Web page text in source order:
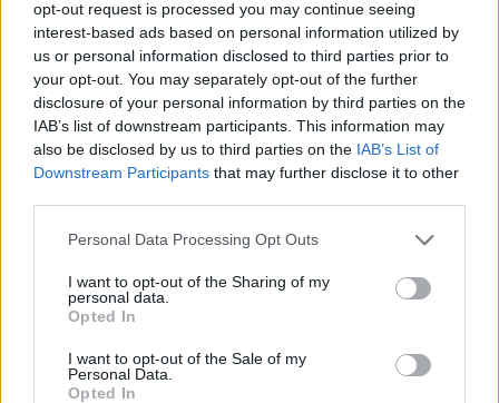
opt-out request is processed you may continue seeing
interest-based ads based on personal information utilized by
us or personal information disclosed to third parties prior to
your opt-out. You may separately opt-out of the further
disclosure of your personal information by third parties on the
IAB’s list of downstream participants. This information may
also be disclosed by us to third parties on the IAB’s List of
Downstream Participants that may further disclose it to other
Personal Data Processing Opt Outs
I want to opt-out of the Sharing of my
personal data.
Opted In
I want to opt-out of the Sale of my
Personal Data.
Opted In
Shaqueel van Persie meldt zich nadrukkelijk in de
spitsenstrijd
Feyenoord-supporters raken direct enthousiast
over nieuwe spits Nacho Ferri
Afgewezen bod op Givairo Read onderstreept de
transfersignaal